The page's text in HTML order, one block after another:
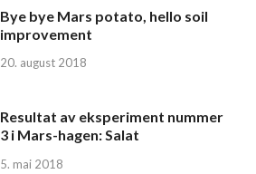
Bye bye Mars potato, hello soil
improvement
20. august 2018
Resultat av eksperiment nummer
3 i Mars-hagen: Salat
5. mai 2018